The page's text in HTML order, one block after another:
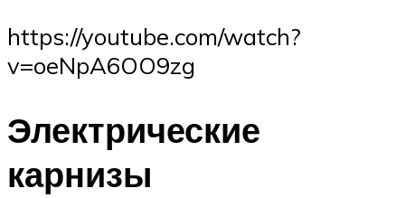
https://youtube.com/watch?
v=oeNpA6OO9zg
Электрические
карнизы